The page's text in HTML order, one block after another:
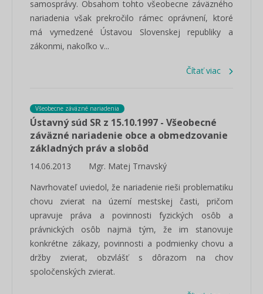
samosprávy. Obsahom tohto všeobecne záväzného
nariadenia však prekročilo rámec oprávnení, ktoré
má vymedzené Ústavou Slovenskej republiky a
zákonmi, nakoľko v...
Čítať viac
Všeobecne záväzné nariadenia
Ústavný súd SR z 15.10.1997 - Všeobecné
záväzné nariadenie obce a obmedzovanie
základných práv a slobôd
14.06.2013
Mgr. Matej Trnavský
Navrhovateľ uviedol, že nariadenie rieši problematiku
chovu zvierat na území mestskej časti, pričom
upravuje práva a povinnosti fyzických osôb a
právnických osôb najmä tým, že im stanovuje
konkrétne zákazy, povinnosti a podmienky chovu a
držby zvierat, obzvlášť s dôrazom na chov
spoločenských zvierat.